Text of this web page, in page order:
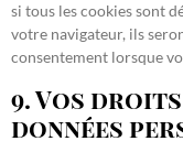
si tous les cookies sont
votre navigateur, ils
consentement lorsque
9. Vos
données